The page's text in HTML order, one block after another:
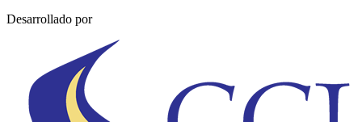
Desarrollado por